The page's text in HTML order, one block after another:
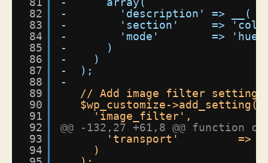
82
83
84
85
86
87
88
89
90
91
92
93
94
-        'description' =>
-        'section'     =>
-        'mode'        =>
-      )
-    )
-  );
-
// Add image filter setting
$wp_customize->add_setting(
'image_filter',
@@ -132,27 +61,8 @@ function
'transport'         =>
)